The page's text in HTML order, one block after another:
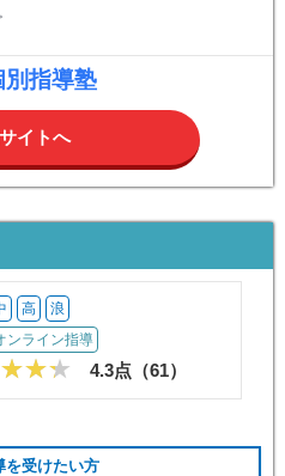
指導塾
イトへ
高 浪
ンライン指導
4.3点（61）
を受けたい方